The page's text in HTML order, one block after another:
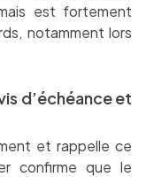
est fortement
notamment lors
d’échéance et
et rappelle ce
confirme que le